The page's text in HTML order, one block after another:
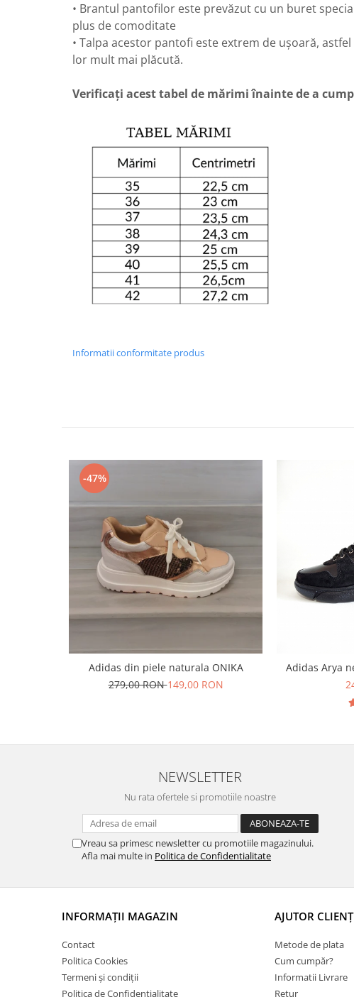
• Brantul pantofilor este prevăzut cu un buret
plus de comoditate
• Talpa acestor pantofi este extrem de ușoară,
lor mult mai plăcută.
Verificați acest tabel de mărimi înainte de a
Informatii conformitate produs
-47%
Adidas din piele naturala ONIKA
279,00 RON149,00 RON
NEWSLETTER
Nu rata ofertele si promotiile noastre
Vreau sa primesc newsletter cu promotiile magazinului.
Afla mai multe in Politica de Confidentialitate
INFORMAȚII MAGAZIN
Contact
Politica Cookies
Termeni și condiții
Politica de Confidențialitate
AJUTOR
Metode de plata
Cum cumpăr?
Informatii Livrare
Retur